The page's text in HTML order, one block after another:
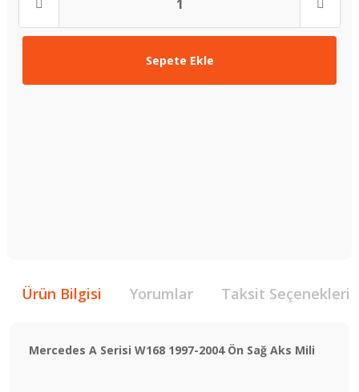
Sepete Ekle
Ürün Bilgisi Yorumlar Taksit Seçenekleri
Mercedes A Serisi W168 1997-2004 Ön Sağ Aks Mili